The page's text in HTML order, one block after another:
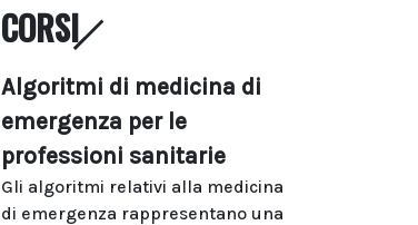
CORSI
Algoritmi di medicina di
emergenza per le
professioni sanitarie
Gli algoritmi relativi alla medicina
di emergenza rappresentano una